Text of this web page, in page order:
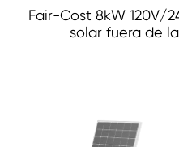
Fair-Cost 8kW 120V/
solar fuera de